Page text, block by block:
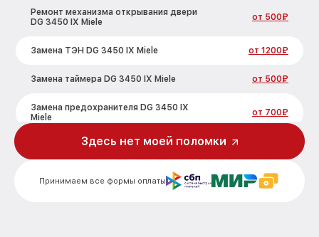
Ремонт механизма открывания двери
DG 3450 IX Miele
от 500₽
Замена ТЭН DG 3450 IX Miele от 1200₽
Замена таймера DG 3450 IX Miele от 500₽
Замена предохранителя DG 3450 IX
Miele
от 700₽
Замена шнура питания DG 3450 IX Miele
Замена термодатчика DG 3450 IX Miele от 900₽
Принимаем все формы оплаты
Здесь нет моей поломки